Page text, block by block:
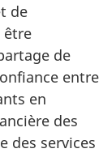
de
être
de
entre
en
des
des services